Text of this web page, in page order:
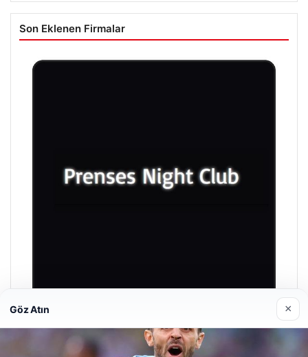
Son Eklenen Firmalar
Prenses Night Club
Nisan 29, 2026
Göz Atın ×